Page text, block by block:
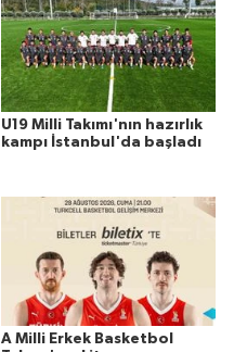
U19 Milli Takımı'nın hazırlık
kampı İstanbul'da başladı
A Milli Erkek Basketbol